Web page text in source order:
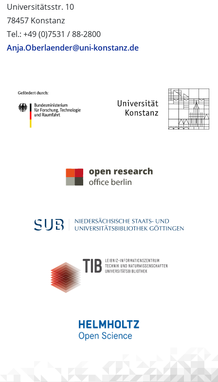
Universitätsstr. 10
78457 Konstanz
Tel.: +49 (0)7531 / 88-2800
Anja.Oberlaender@uni-konstanz.de